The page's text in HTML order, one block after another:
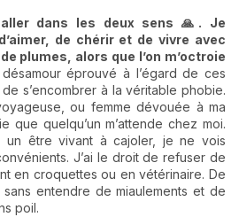
dans les deux sens 🙏. Je
de chérir et de vivre avec
plumes, alors que l’on m’octroie
éprouvé à l’égard de ces
s’encombrer à la véritable phobie.
ou femme dévouée à ma
que quelqu’un m’attende chez moi.
un être vivant à cajoler, je ne vois
J’ai le droit de refuser de
en croquettes ou en vétérinaire. De
entendre de miaulements et de
poil.